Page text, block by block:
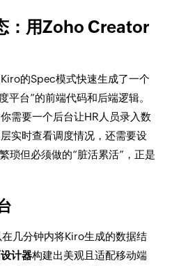
：用Zoho Creator
的Spec模式快速生成了一个
平台”的前端代码和后端逻辑。
需要一个后台让HR人员录入数
实时查看调度情况，还需要设
但必须做的“脏活累活”，正是
几分钟内将Kiro生成的数据结
计器构建出美观且适配移动端